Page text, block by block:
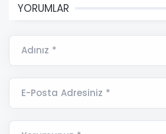
YORUMLAR
Adınız *
E-Posta Adresiniz *